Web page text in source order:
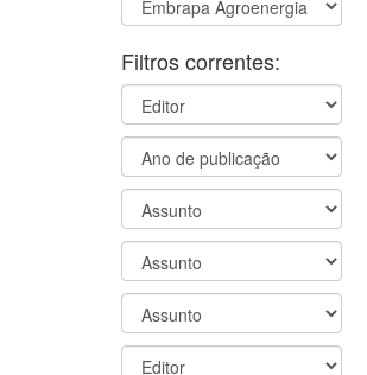
Filtros correntes: